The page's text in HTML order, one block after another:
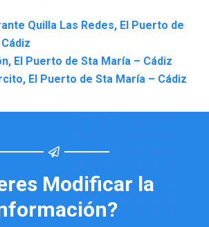
Quilla Las Redes, El Puerto de
El Puerto de Sta María – Cádiz
El Puerto de Sta María – Cádiz
Modificar la